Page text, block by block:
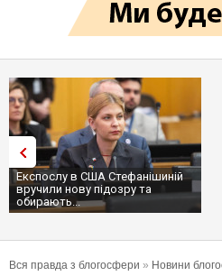
Експослу в США Стефанішиній
вручили нову підозру та
обирають...
Вся правда з блогосфери » Новини